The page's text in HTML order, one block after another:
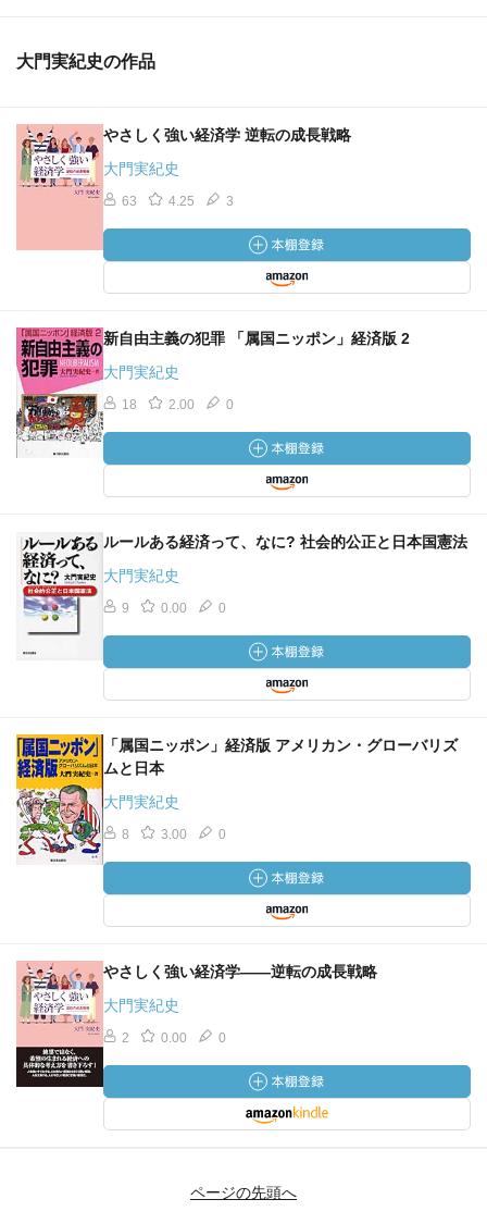
大門実紀史の作品
やさしく強い経済学 逆転の成長戦略
大門実紀史
63 4.25 3
新自由主義の犯罪 「属国ニッポン」経済版 2
大門実紀史
18 2.00 0
ルールある経済って、なに? 社会的公正と日本国憲法
大門実紀史
9 0.00 0
「属国ニッポン」経済版 アメリカン・グローバリズ
ムと日本
大門実紀史
8 3.00 0
やさしく強い経済学――逆転の成長戦略
大門実紀史
2 0.00 0
ページの先頭へ